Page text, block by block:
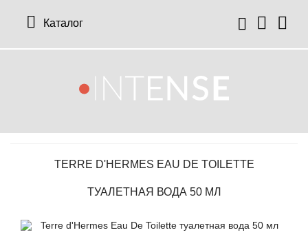
Каталог
TERRE D'HERMES EAU DE TOILETTE
ТУАЛЕТНАЯ ВОДА 50 МЛ
12 Parfumeurs Francais
19-69
27 87 Perfumes
Отзывы
Доставка
История заказов
Рассылка новостей